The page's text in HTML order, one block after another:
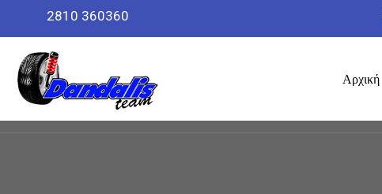
2810 360360
Αρχική